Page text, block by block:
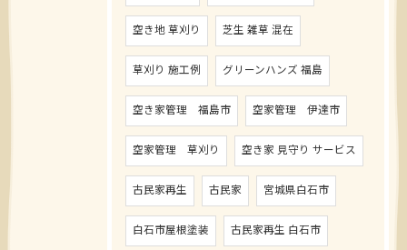
空き地 草刈り 芝生 雑草 混在
草刈り 施工例 グリーンハンズ 福島
空き家管理 福島市 空家管理 伊達市
空家管理 草刈り 空き家 見守り サービス
古民家再生 古民家 宮城県白石市
白石市屋根塗装 古民家再生 白石市